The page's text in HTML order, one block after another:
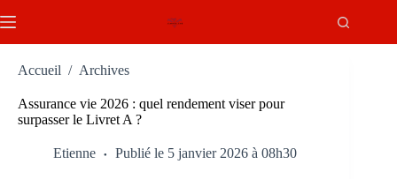
au
Accueil / Archives
Assurance vie 2026 : quel rendement viser pour
surpasser le Livret A ?
Etienne Publié le 5 janvier 2026 à 08h30